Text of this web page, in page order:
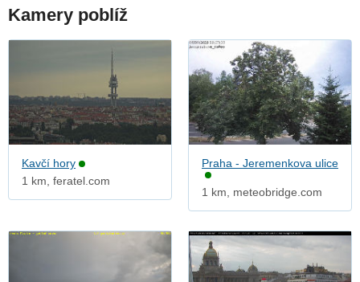
Kamery poblíž
Kavčí hory
1 km, feratel.com
Praha - Jeremenkova ulice
1 km, meteobridge.com